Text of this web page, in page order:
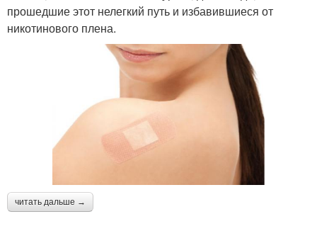
прошедшие этот нелегкий путь и избавившиеся от
никотинового плена.
читать дальше →